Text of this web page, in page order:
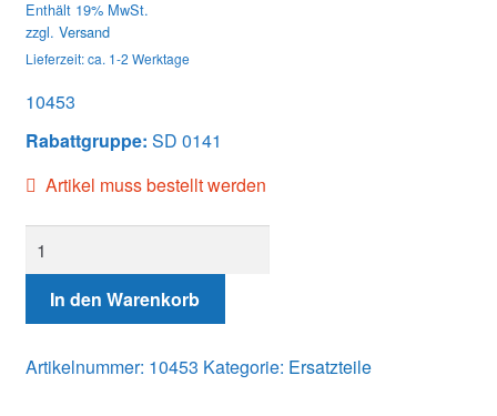
Enthält 19% MwSt.
zzgl. Versand
Lieferzeit: ca. 1-2 Werktage
10453
Rabattgruppe: SD 0141
Artikel muss bestellt werden
DRIVE
SHAFT
SEAL
Menge
In den Warenkorb
Artikelnummer: 10453 Kategorie: Ersatzteile